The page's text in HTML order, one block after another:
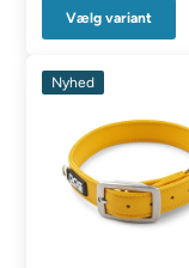
Vælg variant
Nyhed